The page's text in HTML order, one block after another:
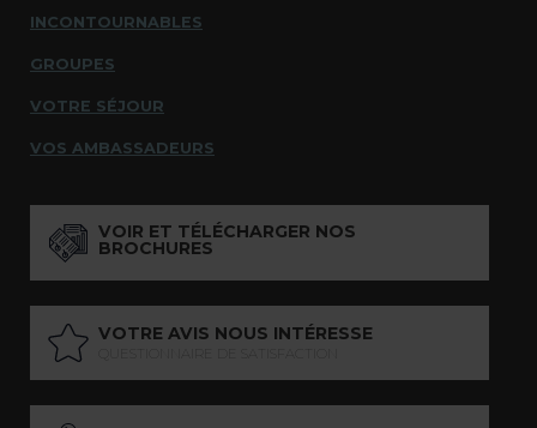
INCONTOURNABLES
GROUPES
VOTRE SÉJOUR
VOS AMBASSADEURS
VOIR ET TÉLÉCHARGER NOS
BROCHURES
VOTRE AVIS NOUS INTÉRESSE